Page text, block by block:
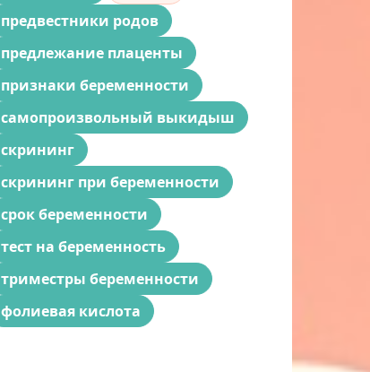
предвестники родов
предлежание плаценты
признаки беременности
самопроизвольный выкидыш
скрининг
скрининг при беременности
срок беременности
тест на беременность
триместры беременности
фолиевая кислота